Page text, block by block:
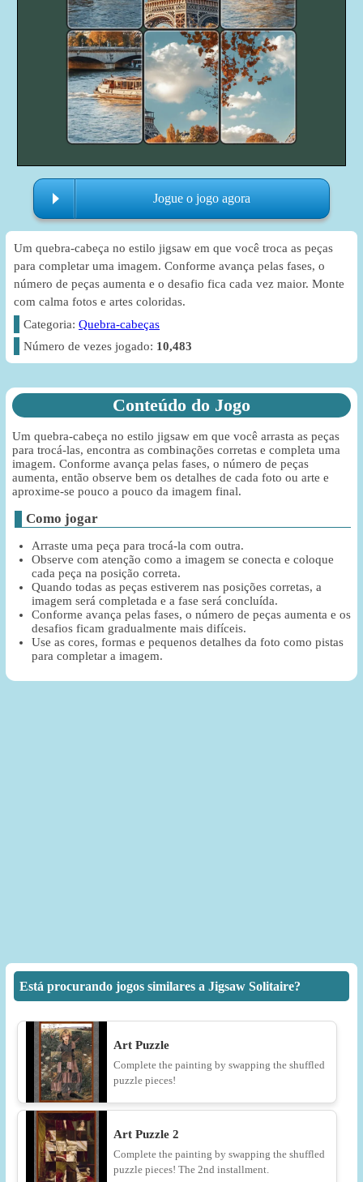
Jogue o jogo agora
Um quebra-cabeça no estilo jigsaw em que você troca as peças
para completar uma imagem. Conforme avança pelas fases, o
número de peças aumenta e o desafio fica cada vez maior. Monte
com calma fotos e artes coloridas.
Categoria:Quebra-cabeças
Número de vezes jogado: 10,483
Conteúdo do Jogo
Um quebra-cabeça no estilo jigsaw em que você arrasta as peças
para trocá-las, encontra as combinações corretas e completa uma
imagem. Conforme avança pelas fases, o número de peças
aumenta, então observe bem os detalhes de cada foto ou arte e
aproxime-se pouco a pouco da imagem final.
Como jogar
Arraste uma peça para trocá-la com outra.
Observe com atenção como a imagem se conecta e coloque
cada peça na posição correta.
Quando todas as peças estiverem nas posições corretas, a
imagem será completada e a fase será concluída.
Conforme avança pelas fases, o número de peças aumenta e os
desafios ficam gradualmente mais difíceis.
Use as cores, formas e pequenos detalhes da foto como pistas
para completar a imagem.
Está procurando jogos similares a Jigsaw Solitaire?
Art Puzzle
Complete the painting by swapping the shuffled
puzzle pieces!
Art Puzzle 2
Complete the painting by swapping the shuffled
puzzle pieces! The 2nd installment.